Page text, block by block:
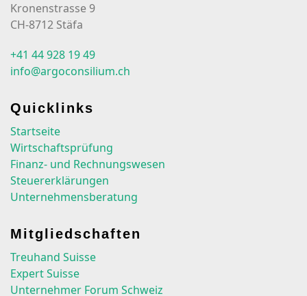
Kronenstrasse 9
CH-8712 Stäfa
+41 44 928 19 49
info@argoconsilium.ch
Quicklinks
Startseite
Wirtschaftsprüfung
Finanz- und Rechnungswesen
Steuererklärungen
Unternehmensberatung
Mitgliedschaften
Treuhand Suisse
Expert Suisse
Unternehmer Forum Schweiz